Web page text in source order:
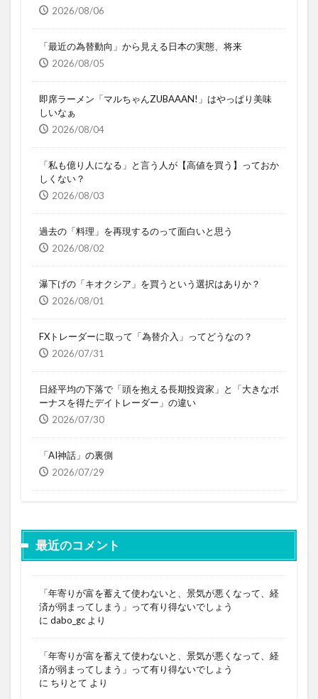
2026/08/06
「最近の為替動向」から見える日本の実態、将来
2026/08/05
即席ラーメン「マルちゃんZUBAAAN!」はやっぱり美味
しいなぁ
2026/08/04
「私も億り人になる」と言う人が【高値を買う】っておか
しくない？
2026/08/03
過去の「料理」を再現するのって面白いと思う
2026/08/02
瀑下げの「キオクシア」を買うという選択はありか？
2026/08/01
FXトレーダーに取って「為替介入」ってどうなの？
2026/07/31
日経平均の下落で「頭を抱える長期投資家」と「大きなボ
ーナスを得たデイトレーダー」の違い
2026/07/30
「AI神話」の裏側
2026/07/29
最近のコメント
「年寄りが富を蓄えて使わないと、景気が悪くなって、経
済が弱まってしまう」って有り得ないでしょう
に dabo_gc より
「年寄りが富を蓄えて使わないと、景気が悪くなって、経
済が弱まってしまう」って有り得ないでしょう
に ちりとて より